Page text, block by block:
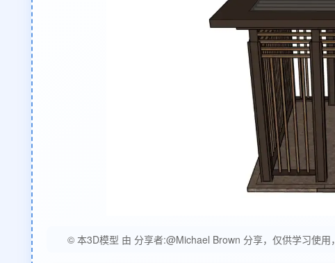
© 本3D模型 由 分享者:@Michael Brown 分享，仅供学习使